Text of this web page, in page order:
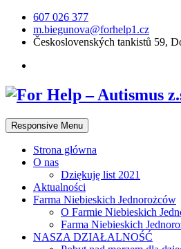
607 026 377
m.biegunova@forhelp1.cz
Československých tankistů 59,
Responsive Menu
Strona główna
O nas
Dziękuję list 2021
Aktualności
Farma Niebieskich Jednorożców
O Farmie Niebieskich
Farma Niebieskich
NASZA DZIAŁALNOŚĆ